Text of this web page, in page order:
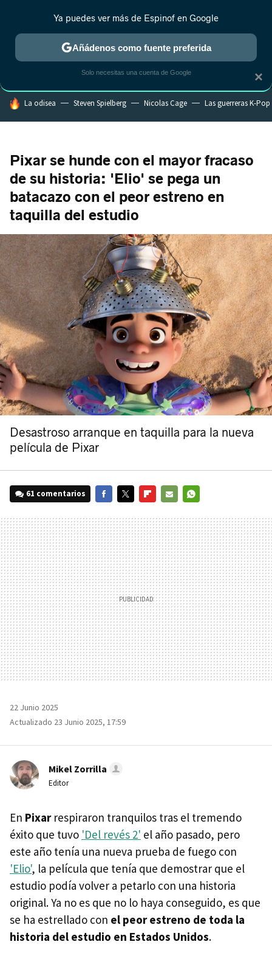
MENÚ NUEVO
ESTRENOS REALITY ANIME RANKINGS CINE
HOY SE HABLA DE
La odisea Steven Spielberg Nicolas Cage Las guerreras K-Pop
Pixar se hunde con el mayor fracaso
de su historia: 'Elio' se pega un
batacazo con el peor estreno en
taquilla del estudio
Desastroso arranque en taquilla para la nueva
película de Pixar
61 comentarios
MAIL
22 Junio 2025
Actualizado 23 Junio 2025, 17:59
Mikel Zorrilla
Editor
En Pixarrespiraron tranquilos tras el tremendo
éxito que tuvo 'Del revés 2' el año pasado, pero
este año tenía una nueva prueba de fuego con
'Elio', la película que tenía que demostrar que el
estudio podía volver a petarlo con una historia
original. Ya no es que no lo haya conseguido, es que
se ha estrellado con el peor estreno de toda la
historia del estudio en Estados Unidos.
×
Ya puedes ver más de Espinof en Google
Añádenos como fuente preferida
Solo necesitas una cuenta de Google